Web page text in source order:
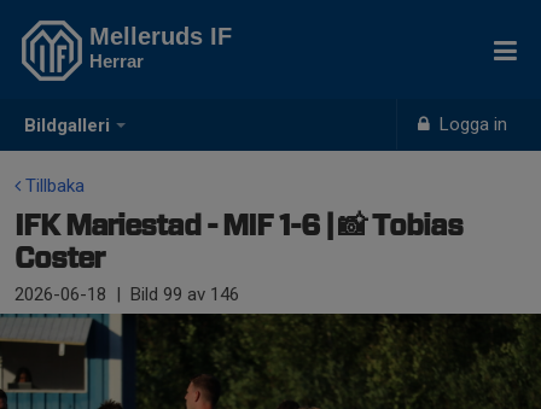
Bildgalleri Logga in
Melleruds IF
Herrar
Tillbaka
IFK Mariestad - MIF 1-6 | 📸 Tobias
Coster
2026-06-18 | Bild 99 av 146